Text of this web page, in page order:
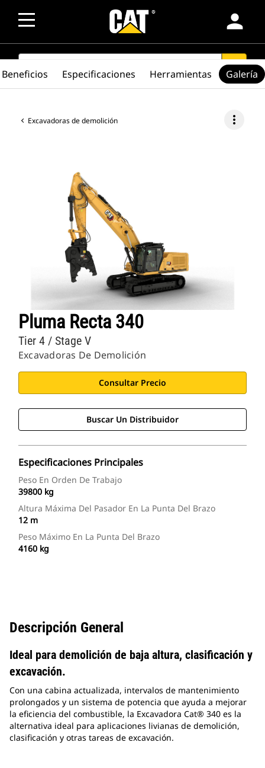
person
SEARCH search
Excavadoras de demolición more_vert
Pluma Recta 340
Excavadoras De Demolición
Tier 4 / Stage V
Consultar Precio
Buscar Un Distribuidor
Especificaciones Principales
Peso En Orden De Trabajo
39800 kg
Altura Máxima Del Pasador En La Punta Del Brazo
12 m
Peso Máximo En La Punta Del Brazo
4160 kg
Beneficios Especificaciones Herramientas Galería
Descripción General
Ideal para demolición de baja altura, clasificación y
excavación.
Con una cabina actualizada, intervalos de mantenimiento
prolongados y un sistema de potencia que ayuda a mejorar
la eficiencia del combustible, la Excavadora Cat® 340 es la
alternativa ideal para aplicaciones livianas de demolición,
clasificación y otras tareas de excavación.